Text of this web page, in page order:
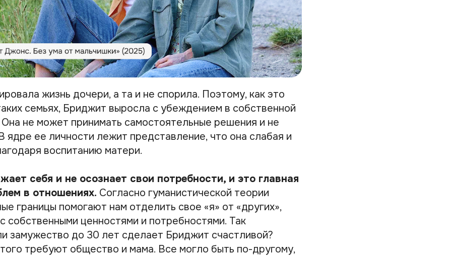
жизнь дочери, а та и не спорила. Поэтому, как это
семьях, Бриджит выросла с убеждением в собственной
не может принимать самостоятельные решения и не
ядре ее личности лежит представление, что она слабая и
воспитанию матери.
себя и не осознает свои потребности, и это главная
в отношениях. Согласно гуманистической теории
границы помогают нам отделить свое «я» от «других»,
собственными ценностями и потребностями. Так
замужество до 30 лет сделает Бриджит счастливой?
требуют общество и мама. Все могло быть по-другому,